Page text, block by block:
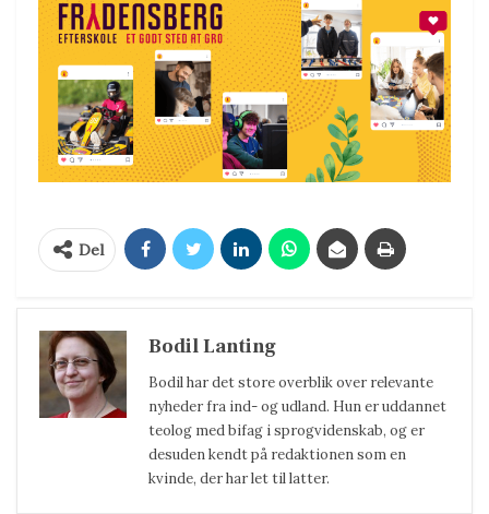
Del
Bodil Lanting
Bodil har det store overblik over relevante
nyheder fra ind- og udland. Hun er uddannet
teolog med bifag i sprogvidenskab, og er
desuden kendt på redaktionen som en
kvinde, der har let til latter.